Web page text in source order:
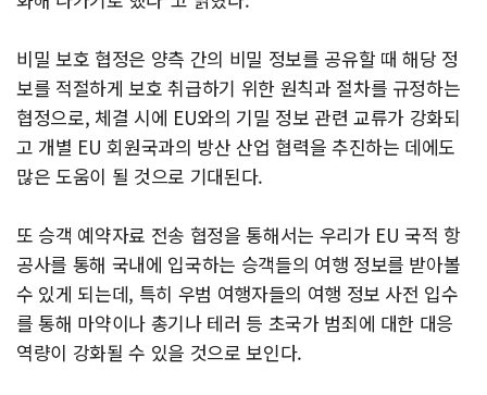
비밀 보호 협정은 양측 간의 비밀 정보를 공유할 때 해당 정
보를 적절하게 보호 취급하기 위한 원칙과 절차를 규정하는
협정으로, 체결 시에 EU와의 기밀 정보 관련 교류가 강화되
고 개별 EU 회원국과의 방산 산업 협력을 추진하는 데에도
많은 도움이 될 것으로 기대된다.
또 승객 예약자료 전송 협정을 통해서는 우리가 EU 국적 항
공사를 통해 국내에 입국하는 승객들의 여행 정보를 받아볼
수 있게 되는데, 특히 우범 여행자들의 여행 정보 사전 입수
를 통해 마약이나 총기나 테러 등 초국가 범죄에 대한 대응
역량이 강화될 수 있을 것으로 보인다.